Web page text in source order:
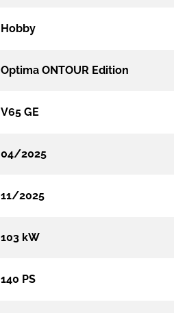
Hobby
Optima ONTOUR Edition
V65 GE
04/2025
11/2025
103 kW
140 PS